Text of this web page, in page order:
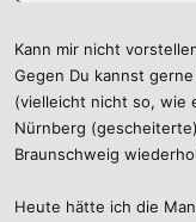
Kann mir nicht
Gegen Du kannst
(vielleicht nicht so, wie
Nürnberg
Braunschweig
Heute hätte ich die